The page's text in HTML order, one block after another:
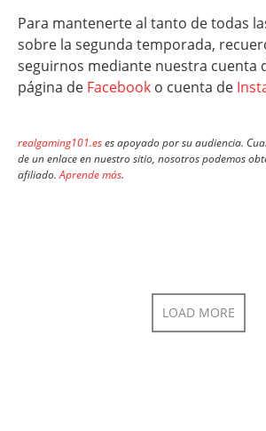
Para mantenerte al tanto de todas
sobre la segunda temporada,
seguirnos mediante nuestra cuenta
página de Facebook o cuenta de
realgaming101.eses apoyado por su audiencia.
de un enlace en nuestro sitio, nosotros podemos
afiliado.Aprende más.
LOAD MORE